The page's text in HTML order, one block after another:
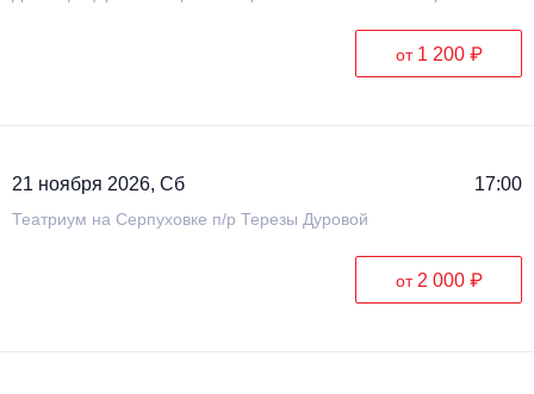
от 1 200 ₽
21 ноября 2026, Сб 17:00
Театриум на Серпуховке п/р Терезы Дуровой
от 2 000 ₽